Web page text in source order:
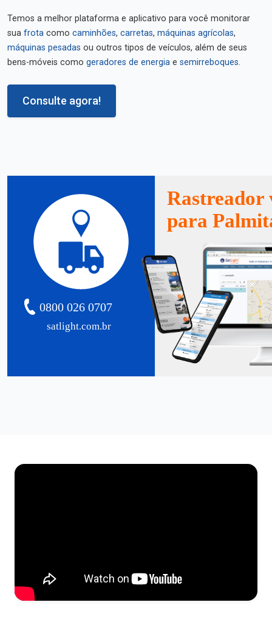
Temos a melhor plataforma e aplicativo para você monitorar
sua frota como caminhões, carretas, máquinas agrícolas,
máquinas pesadas ou outros tipos de veículos, além de seus
bens-móveis como geradores de energia e semirreboques.
Consulte agora!
satlight.com.br
0800 026 0707
Rastreador
para